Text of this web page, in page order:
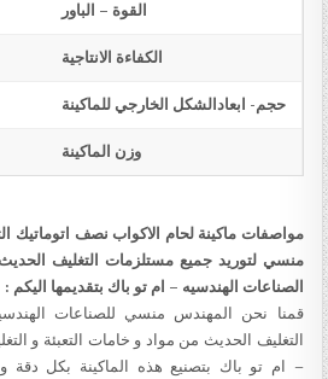
القوة – الباور
الكفاءة الانتاجية
حجم- ابعادالشكل الخارجي للماكينة
وزن الماكينة
مواصفات ماكينة لحام الاكواب نصف اتوماتيك
منسي لتوريد جميع مستلزمات التغليف الحديث
الصناعات الهندسيه – ام تو باك بتقديمها اليكم :
قمنا نحن المهندس منسي للصناعات
التغليف الحديث من مواد و خامات التعبئة و
– ام تو باك بتصنيع هذه الماكينة بكل دقة